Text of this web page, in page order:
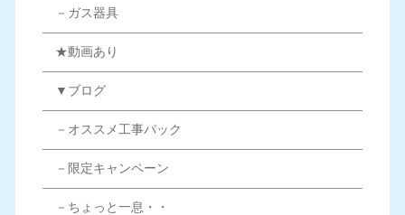
－ガス器具
★動画あり
▼ブログ
－オススメ工事パック
－限定キャンペーン
－ちょっと一息・・